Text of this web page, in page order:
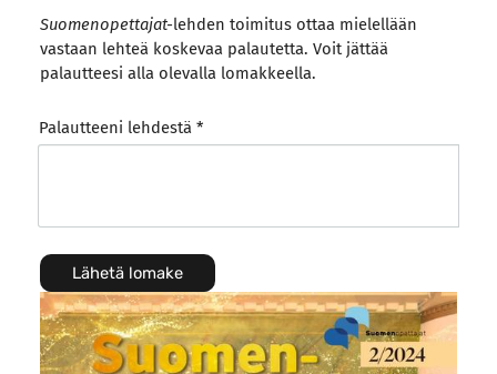
Suomenopettajat-lehden toimitus ottaa mielellään
vastaan lehteä koskevaa palautetta. Voit jättää
palautteesi alla olevalla lomakkeella.
Palautteeni lehdestä *
Lähetä lomake